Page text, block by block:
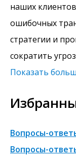
наших
ошибочных
стратегии и
сократить
Показать
Вопросы-
Вопросы-